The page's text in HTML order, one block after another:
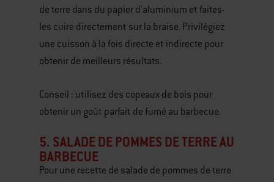
de terre dans du papier d'aluminium et faites-
les cuire directement sur la braise. Privilégiez
une cuisson à la fois directe et indirecte pour
obtenir de meilleurs résultats.
Conseil : utilisez des copeaux de bois pour
obtenir un goût parfait de fumé au barbecue.
5. SALADE DE POMMES DE TERRE AU
BARBECUE
Pour une recette de salade de pommes de terre